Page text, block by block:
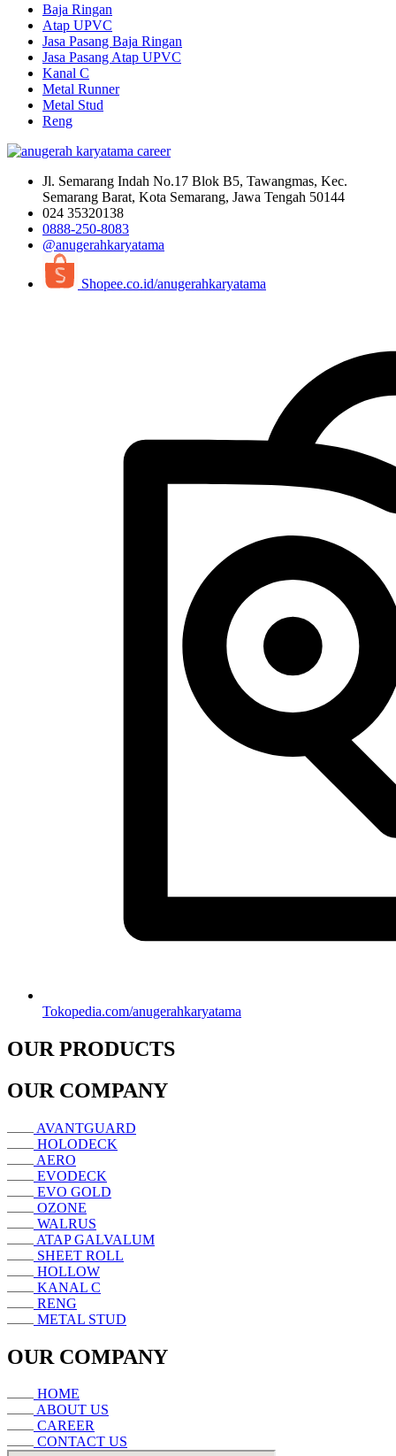
Baja Ringan
Atap UPVC
Jasa Pasang Baja Ringan
Jasa Pasang Atap UPVC
Kanal C
Metal Runner
Metal Stud
Reng
Jl. Semarang Indah No.17 Blok B5, Tawangmas, Kec.
Semarang Barat, Kota Semarang, Jawa Tengah 50144
024 35320138
0888-250-8083
@anugerahkaryatama
Shopee.co.id/anugerahkaryatama
Tokopedia.com/anugerahkaryatama
OUR PRODUCTS
OUR COMPANY
AVANTGUARD
HOLODECK
AERO
EVODECK
EVO GOLD
OZONE
WALRUS
ATAP GALVALUM
SHEET ROLL
HOLLOW
KANAL C
RENG
METAL STUD
OUR COMPANY
HOME
ABOUT US
CAREER
CONTACT US